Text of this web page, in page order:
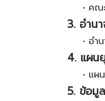
• คณ
3. อำน
• อำ
4. แผน
• แผ
5. ข้อมู